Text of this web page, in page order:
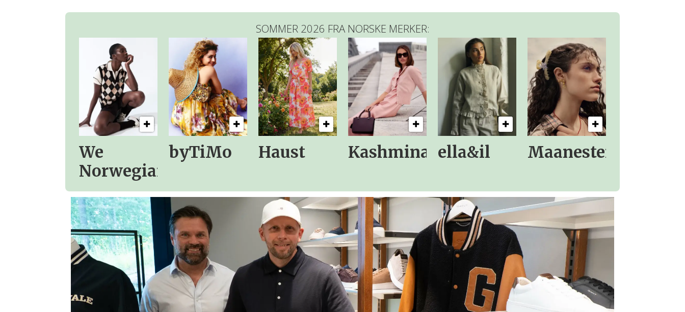
SOMMER 2026 FRA NORSKE MERKER:
We
Norwegians
byTiMo Haust Kashmina ella&il Maanesten